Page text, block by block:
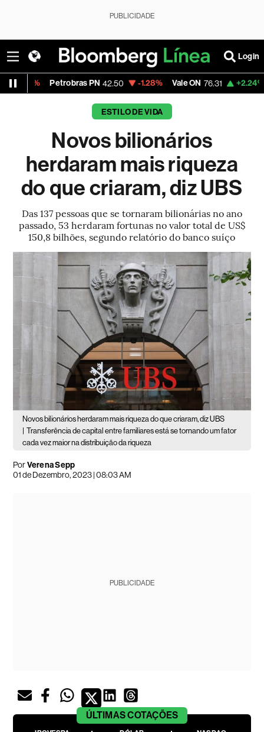
PUBLICIDADE
Login
Petrobras PN 42.50 -1.28% Vale ON 76.31 +2.24% Itaú PN
ESTILO DE VIDA
Novos bilionários
herdaram mais riqueza
do que criaram, diz UBS
Das 137 pessoas que se tornaram bilionárias no ano
passado, 53 herdaram fortunas no valor total de US$
150,8 bilhões, segundo relatório do banco suíço
Novos bilionários herdaram mais riqueza do que criaram, diz UBS
Transferência de capital entre familiares está se tornando um fator
cada vez maior na distribuição da riqueza
PorVerena Sepp
01 de Dezembro, 2023 | 08:03 AM
PUBLICIDADE
ÚLTIMASCOTAÇÕES